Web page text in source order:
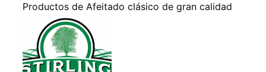
Productos de Afeitado clásico de gran calidad